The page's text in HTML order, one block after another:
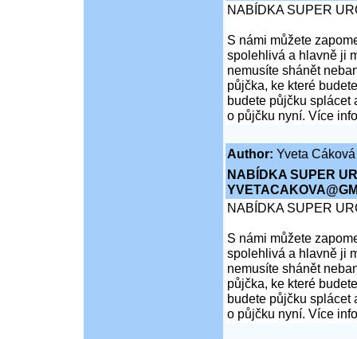
NABÍDKA SUPER
S námi můžete
spolehlivá a hlavně ji
nemusíte shánět
půjčka, ke které
budete půjčku splácet
o půjčku nyní. Více
Author: Yveta Cáková
NABÍDKA SUPER
NABÍDKA SUPER
S námi můžete
spolehlivá a hlavně ji
nemusíte shánět
půjčka, ke které
budete půjčku splácet
o půjčku nyní. Více